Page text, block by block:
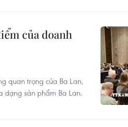
của doanh
quan trọng của Ba Lan,
dạng sản phẩm Ba Lan.